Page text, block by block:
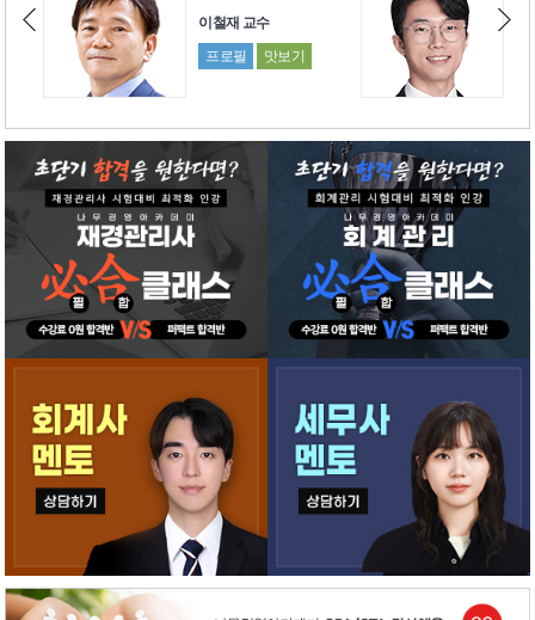
이철재 교수
프로필
맛보기